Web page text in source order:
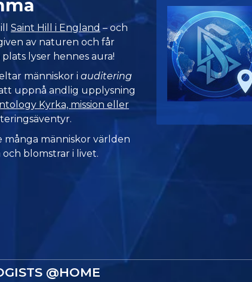
Saint Hill i England – och
av naturen och får
lyser hennes aura!
människor iauditering
uppnå andlig upplysning
Kyrka, mission eller
många människor världen
och blomstrar i livet.
@HOME